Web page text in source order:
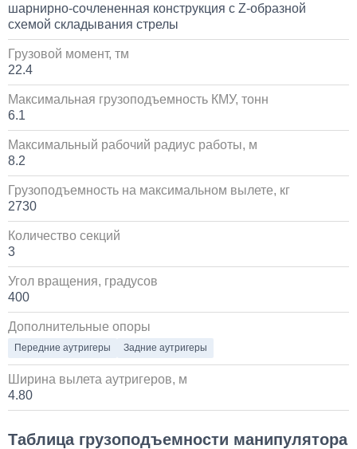
Установка сдвоенной двухрядной кабины с
увеличенным салоном
от 5 до 10 дней
Установка пневмоподвески на воздушных подушках
на КАМАЗ
1 день
80 000
Установка Bi-LED линз в фары КАМАЗ
шарнирно-сочлененная конструкция с Z-образной
схемой складывания стрелы
Грузовой момент, тм
22.4
Максимальная грузоподъемность КМУ, тонн
6.1
Максимальный рабочий радиус работы, м
8.2
Грузоподъемность на максимальном вылете, кг
2730
Количество секций
3
Угол вращения, градусов
400
Дополнительные опоры
Передние аутригеры Задние аутригеры
Ширина вылета аутригеров, м
4.80
Таблица грузоподъемности манипулятора